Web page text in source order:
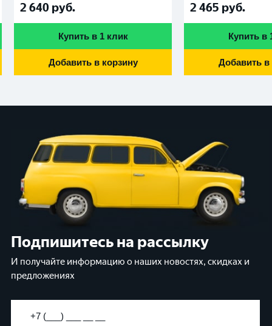
2 640 руб.
Купить в 1 клик
Добавить в корзину
2 465 руб.
Купить в
Добавить в
Подпишитесь на рассылку
И получайте информацию о наших новостях, скидках и
предложениях